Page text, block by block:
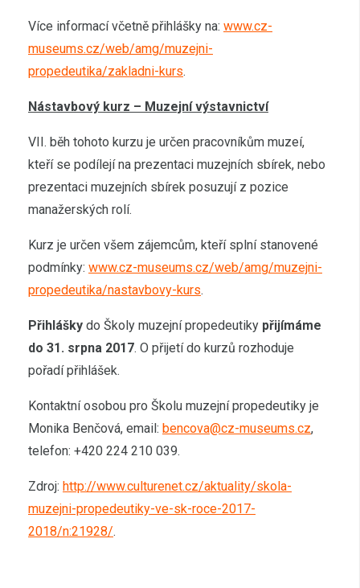
Více informací včetně přihlášky na: www.cz-
museums.cz/web/amg/muzejni-
propedeutika/zakladni-kurs.
Nástavbový kurz – Muzejní výstavnictví
VII. běh tohoto kurzu je určen pracovníkům muzeí,
kteří se podílejí na prezentaci muzejních sbírek, nebo
prezentaci muzejních sbírek posuzují z pozice
manažerských rolí.
Kurz je určen všem zájemcům, kteří splní stanovené
podmínky: www.cz-museums.cz/web/amg/muzejni-
propedeutika/nastavbovy-kurs.
Přihlášky do Školy muzejní propedeutiky přijímáme
do 31. srpna 2017. O přijetí do kurzů rozhoduje
pořadí přihlášek.
Kontaktní osobou pro Školu muzejní propedeutiky je
Monika Benčová, email: bencova@cz-museums.cz,
telefon: +420 224 210 039.
Zdroj: http://www.culturenet.cz/aktuality/skola-
muzejni-propedeutiky-ve-sk-roce-2017-
2018/n:21928/.